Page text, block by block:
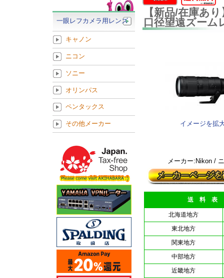
【新品/在庫あ
口径望遠ズーム
イメージを拡
メーカー:Nikon /
送 料 表
北海道地方
東北地方
関東地方
中部地方
近畿地方
一眼レフカメラ用レンズ
キャノン
ニコン
ソニー
オリンパス
ペンタックス
その他メーカー